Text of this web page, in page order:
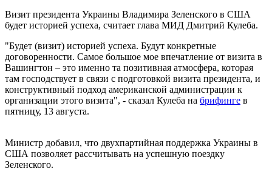
Визит президента Украины Владимира Зеленского в США
будет историей успеха, считает глава МИД Дмитрий Кулеба.
"Будет (визит) историей успеха. Будут конкретные
договоренности. Самое большое мое впечатление от визита в
Вашингтон – это именно та позитивная атмосфера, которая
там господствует в связи с подготовкой визита президента, и
конструктивный подход американской администрации к
организации этого визита", - сказал Кулеба на брифинге в
пятницу, 13 августа.
Министр добавил, что двухпартийная поддержка Украины в
США позволяет рассчитывать на успешную поездку
Зеленского.